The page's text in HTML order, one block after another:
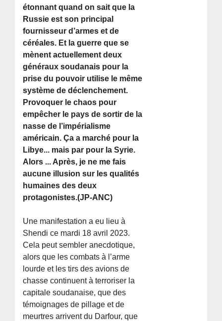
étonnant quand on sait que la
Russie est son principal
fournisseur d’armes et de
céréales. Et la guerre que se
mènent actuellement deux
généraux soudanais pour la
prise du pouvoir utilise le même
système de déclenchement.
Provoquer le chaos pour
empêcher le pays de sortir de la
nasse de l’impérialisme
américain. Ça a marché pour la
Libye... mais par pour la Syrie.
Alors ... Après, je ne me fais
aucune illusion sur les qualités
humaines des deux
protagonistes.(JP-ANC)
Une manifestation a eu lieu à
Shendi ce mardi 18 avril 2023.
Cela peut sembler anecdotique,
alors que les combats à l’arme
lourde et les tirs des avions de
chasse continuent à terroriser la
capitale soudanaise, que des
témoignages de pillage et de
meurtres arrivent du Darfour, que